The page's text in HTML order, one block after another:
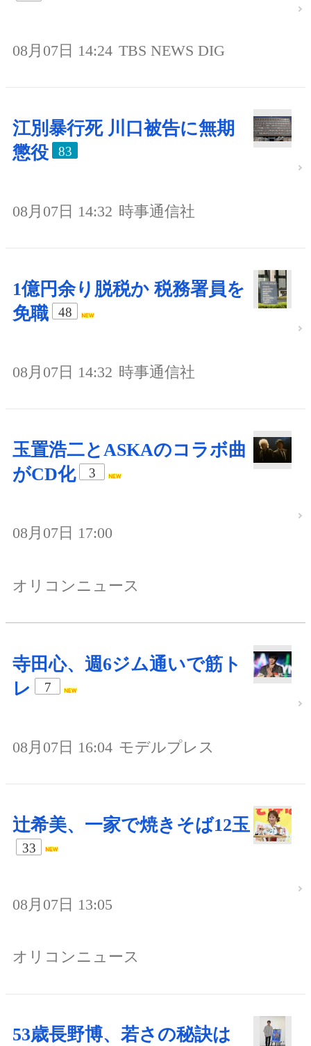
08月07日 14:24 TBS NEWS DIG
江別暴行死 川口被告に無期
懲役
83
08月07日 14:32 時事通信社
1億円余り脱税か 税務署員を
免職
48
08月07日 14:32 時事通信社
玉置浩二とASKAのコラボ曲
がCD化
3
08月07日 17:00
オリコンニュース
寺田心、週6ジム通いで筋ト
レ
7
08月07日 16:04 モデルプレス
辻希美、一家で焼きそば12玉
33
08月07日 13:05
オリコンニュース
53歳長野博、若さの秘訣は